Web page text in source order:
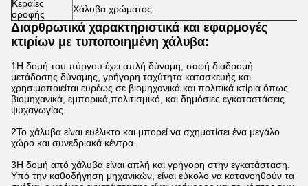
Κεραίες
οροφής
Χάλυβα χρώματος
Διαρθρωτικά χαρακτηριστικά και εφαρμογές
κτιρίων με τυποποιημένη χάλυβα:
1Η δομή του πύργου έχει απλή δύναμη, σαφή διαδρομή
μετάδοσης δύναμης, γρήγορη ταχύτητα κατασκευής και
χρησιμοποιείται ευρέως σε βιομηχανικά και πολιτικά κτίρια όπως
βιομηχανικά, εμπορικά,πολιτισμικό, και δημόσιες εγκαταστάσεις
ψυχαγωγίας.
2Το χάλυβα είναι ευέλικτο και μπορεί να σχηματίσει ένα μεγάλο
χώρο.και συνεδριακά κέντρα.
3Η δομή από χάλυβα είναι απλή και γρήγορη στην εγκατάσταση.
Υπό την καθοδήγηση μηχανικών, είναι εύκολο να κατανοηθούν τα